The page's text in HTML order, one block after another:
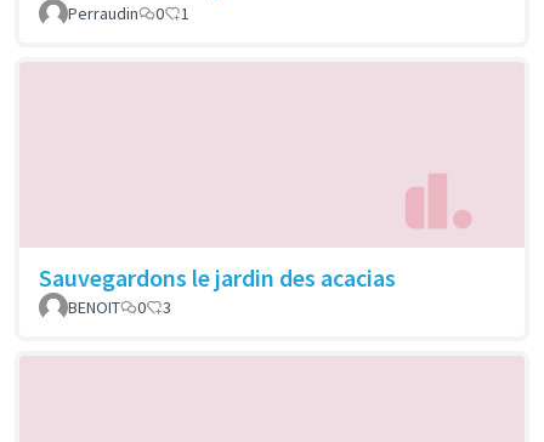
Perraudin 0 1
Sauvegardons le jardin des acacias
BENOIT 0 3